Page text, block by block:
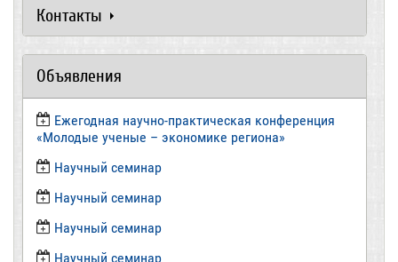
Контакты
Объявления
Ежегодная научно-практическая конференция
«Молодые ученые – экономике региона»
​Научный семинар
​Научный семинар
Научный семинар
​Научный семинар